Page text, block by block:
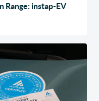
Range: instap-EV